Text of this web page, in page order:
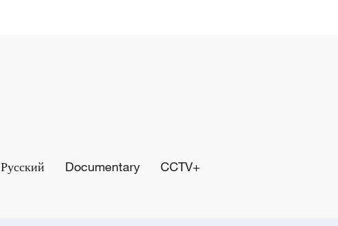
Русский Documentary CCTV+